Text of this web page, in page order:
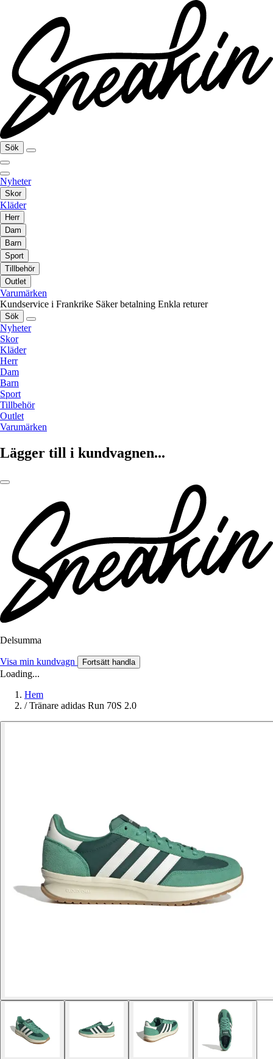
Sök
Nyheter
Skor
Kläder
Herr
Dam
Barn
Sport
Tillbehör
Outlet
Varumärken
Kundservice i Frankrike Säker betalning Enkla returer
Sök
Nyheter
Skor
Kläder
Herr
Dam
Barn
Sport
Tillbehör
Outlet
Varumärken
Lägger till i kundvagnen...
Delsumma
Visa min kundvagn Fortsätt handla
Loading...
Hem
/ Tränare adidas Run 70S 2.0